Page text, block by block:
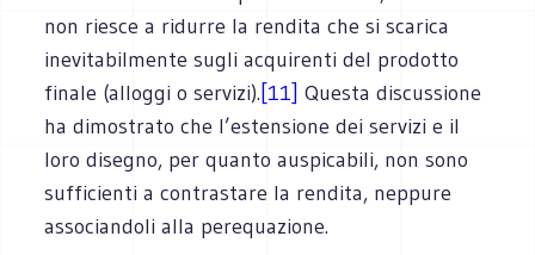
non riesce a ridurre la rendita che si scarica
inevitabilmente sugli acquirenti del prodotto
finale (alloggi o servizi).[11] Questa discussione
ha dimostrato che l’estensione dei servizi e il
loro disegno, per quanto auspicabili, non sono
sufficienti a contrastare la rendita, neppure
associandoli alla perequazione.